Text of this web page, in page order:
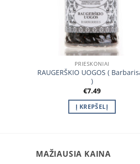
PRIESKONIAI
RAUGERŠKIO UOGOS (
)
€7.49
Į KREPŠELĮ
MAŽIAUSIA KAINA